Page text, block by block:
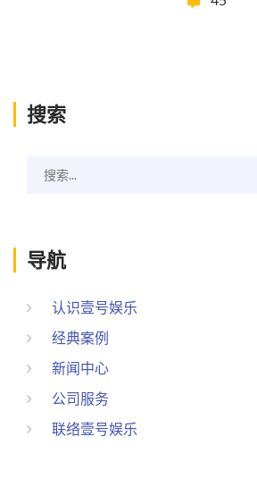
搜索
搜索...
导航
认识壹号娱乐
经典案例
新闻中心
公司服务
联络壹号娱乐